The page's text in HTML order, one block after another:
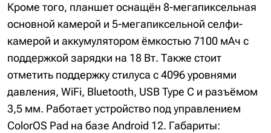
Кроме того, планшет оснащён 8-мегапиксельная
основной камерой и 5-мегапиксельной селфи-
камерой и аккумулятором ёмкостью 7100 мАч с
поддержкой зарядки на 18 Вт. Также стоит
отметить поддержку стилуса с 4096 уровнями
давления, WiFi, Bluetooth, USB Type C и разъёмом
3,5 мм. Работает устройство под управлением
ColorOS Pad на базе Android 12. Габариты: